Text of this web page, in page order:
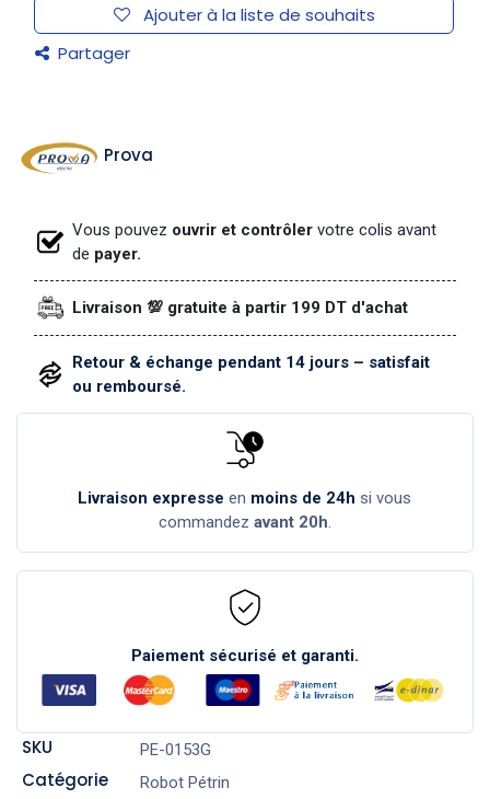
Ajouter à la liste de souhaits
Partager
Prova
Vous pouvez ouvrir et contrôler votre colis avant
de payer.
Livraison 💯 gratuite à partir 199 DT d'achat
Retour & échange pendant 14 jours – satisfait
ou remboursé.
Livraison expresse en moins de 24h si vous
commandez avant 20h.
Paiement sécurisé et garanti.
SKU PE-0153G
Catégorie Robot Pétrin